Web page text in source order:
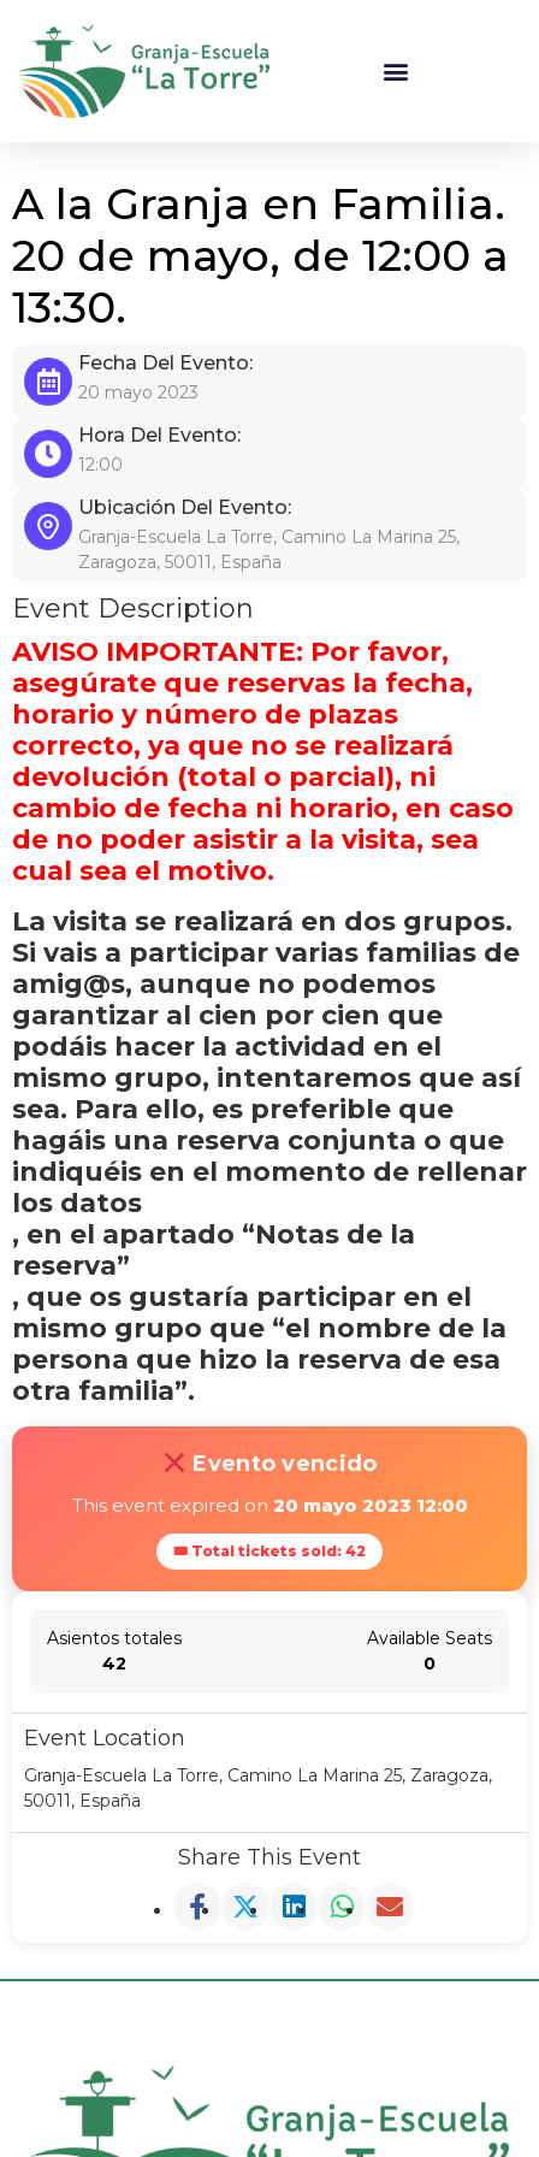
A la Granja en Familia.
20 de mayo, de 12:00 a
13:30.
Fecha Del Evento:
20 mayo 2023
Hora Del Evento:
12:00
Ubicación Del Evento:
Granja-Escuela La Torre, Camino La Marina 25,
Zaragoza, 50011, España
Event Description
AVISO IMPORTANTE: Por favor,
asegúrate que reservas la fecha,
horario y número de plazas
correcto, ya que no se realizará
devolución (total o parcial), ni
cambio de fecha ni horario, en caso
de no poder asistir a la visita, sea
cual sea el motivo.
La visita se realizará en dos grupos.
Si vais a participar varias familias de
amig@s, aunque no podemos
garantizar al cien por cien que
podáis hacer la actividad en el
mismo grupo, intentaremos que así
sea. Para ello, es preferible que
hagáis una reserva conjunta o que
indiquéis en el momento de rellenar
los datos
, en el apartado “Notas de la
reserva”
, que os gustaría participar en el
mismo grupo que “el nombre de la
persona que hizo la reserva de esa
otra familia”.
Evento vencido
This event expired on 20 mayo 2023 12:00
🎟 Total tickets sold: 42
Asientos totales
42
Available Seats
0
Event Location
Granja-Escuela La Torre, Camino La Marina 25, Zaragoza,
50011, España
Share This Event